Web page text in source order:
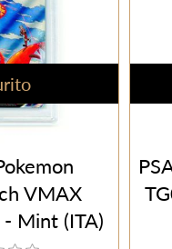
VMAX
Mint (ITA)